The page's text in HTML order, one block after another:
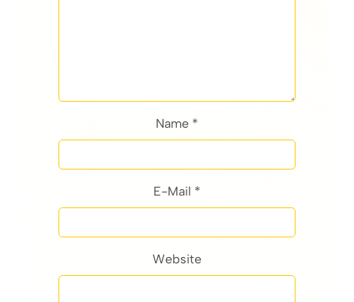
Name *
E-Mail *
Website